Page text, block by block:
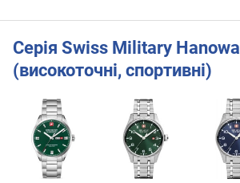
Серія Swiss Military Hanowa
(високоточні, спортивні)